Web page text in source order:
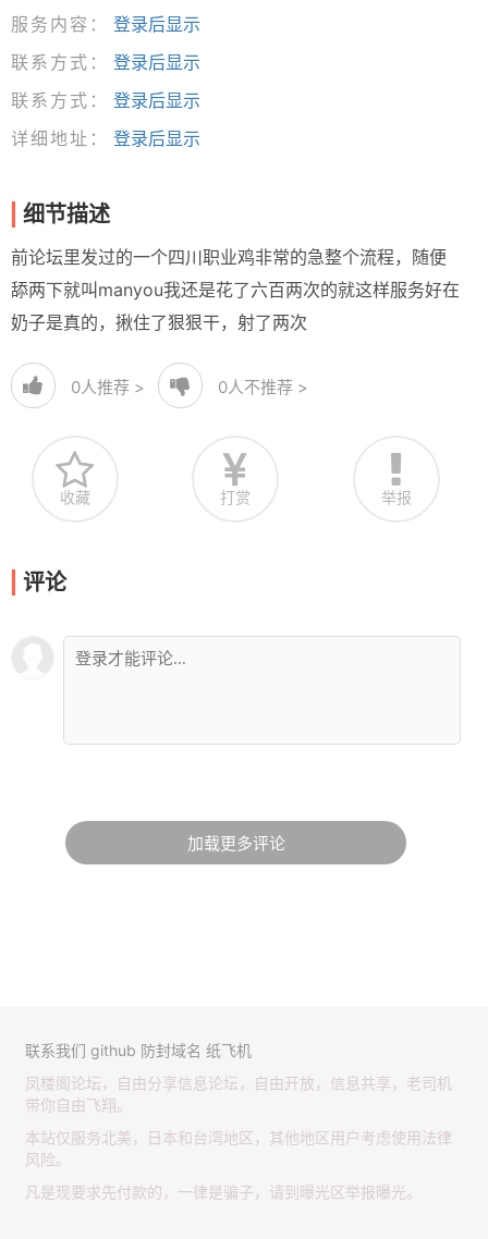
服务内容：
登录后显示
联系方式：
登录后显示
联系方式：
登录后显示
详细地址：
登录后显示
细节描述
前论坛里发过的一个四川职业鸡非常的急整个流程，随便
舔两下就叫manyou我还是花了六百两次的就这样服务好在
奶子是真的，揪住了狠狠干，射了两次
0人推荐 > 0人不推荐 >
收藏 打赏 举报
评论
加载更多评论
联系我们 github 防封域名 纸飞机
凤楼阁论坛，自由分享信息论坛，自由开放，信息共享，老司机
带你自由飞翔。
本站仅服务北美，日本和台湾地区，其他地区用户考虑使用法律
风险。
凡是现要求先付款的，一律是骗子，请到曝光区举报曝光。